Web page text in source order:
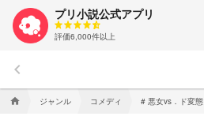
プリ小説公式アプリ
評価6,000件以上
keyboard_arrow_left
home ジャンル コメディ # 悪女vs．ド変態